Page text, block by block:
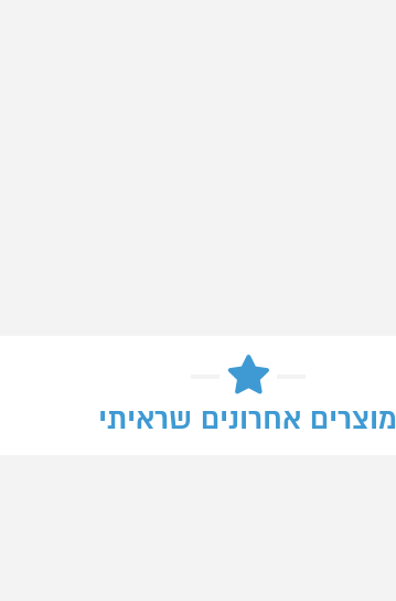
מוצרים אחרונים שראיתי